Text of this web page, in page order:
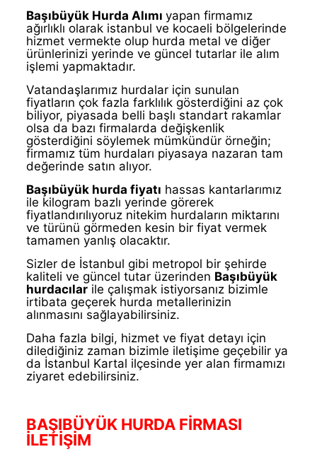
Başıbüyük Hurda Alımı yapan firmamız
ağırlıklı olarak istanbul ve kocaeli bölgelerinde
hizmet vermekte olup hurda metal ve diğer
ürünlerinizi yerinde ve güncel tutarlar ile alım
işlemi yapmaktadır.
Vatandaşlarımız hurdalar için sunulan
fiyatların çok fazla farklılık gösterdiğini az çok
biliyor, piyasada belli başlı standart rakamlar
olsa da bazı firmalarda değişkenlik
gösterdiğini söylemek mümkündür örneğin;
firmamız tüm hurdaları piyasaya nazaran tam
değerinde satın alıyor.
Başıbüyük hurda fiyatı hassas kantarlarımız
ile kilogram bazlı yerinde görerek
fiyatlandırılıyoruz nitekim hurdaların miktarını
ve türünü görmeden kesin bir fiyat vermek
tamamen yanlış olacaktır.
Sizler de İstanbul gibi metropol bir şehirde
kaliteli ve güncel tutar üzerinden Başıbüyük
hurdacılarile çalışmak istiyorsanız bizimle
irtibata geçerek hurda metallerinizin
alınmasını sağlayabilirsiniz.
Daha fazla bilgi, hizmet ve fiyat detayı için
dilediğiniz zaman bizimle iletişime geçebilir ya
da İstanbul Kartal ilçesinde yer alan firmamızı
ziyaret edebilirsiniz.
BAŞIBÜYÜK HURDA FİRMASI
İLETİŞİM